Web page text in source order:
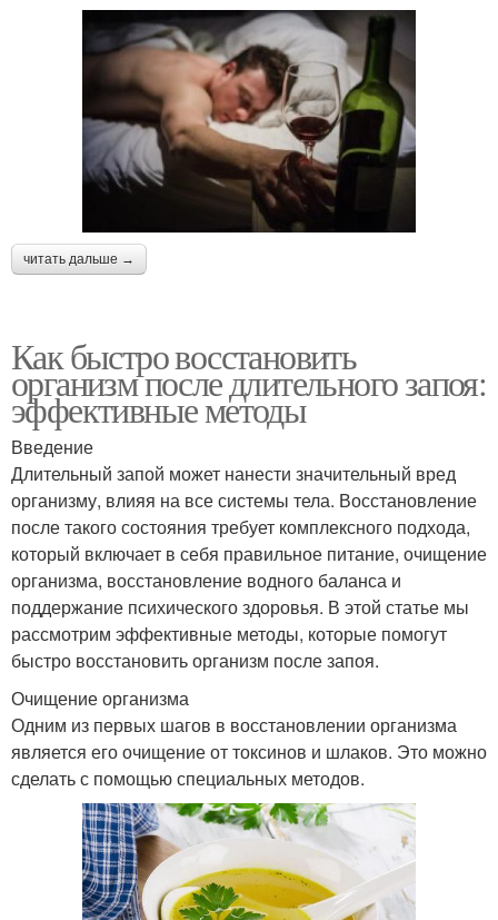
читать дальше →
Как быстро восстановить
организм после длительного запоя:
эффективные методы
Введение
Длительный запой может нанести значительный вред
организму, влияя на все системы тела. Восстановление
после такого состояния требует комплексного подхода,
который включает в себя правильное питание, очищение
организма, восстановление водного баланса и
поддержание психического здоровья. В этой статье мы
рассмотрим эффективные методы, которые помогут
быстро восстановить организм после запоя.
Очищение организма
Одним из первых шагов в восстановлении организма
является его очищение от токсинов и шлаков. Это можно
сделать с помощью специальных методов.